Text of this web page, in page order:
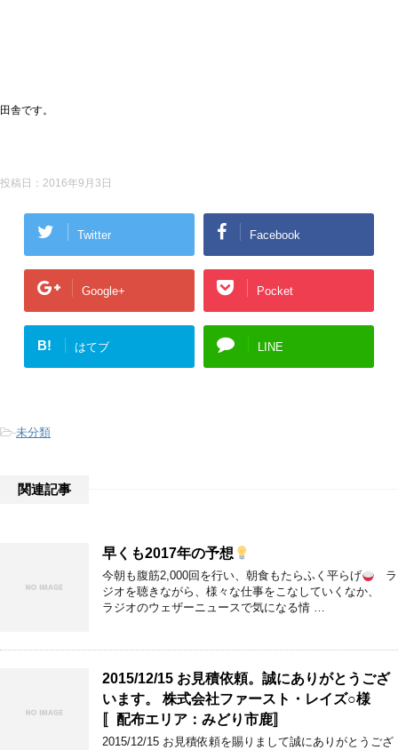
田舎です。
投稿日： 2016年9月3日
Twitter Facebook
Google+ Pocket
B! はてブ LINE
-未分類
関連記事
早くも2017年の予想
今朝も腹筋2,000回を行い、朝食もたらふく平らげ
ラ
ジオを聴きながら、様々な仕事をこなしていくなか、
ラジオのウェザーニュースで気になる情 …
2015/12/15 お見積依頼。誠にありがとうござ
います。 株式会社ファースト・レイズ○様
〚配布エリア：みどり市鹿〛
2015/12/15 お見積依頼を賜りまして誠にありがとうござ